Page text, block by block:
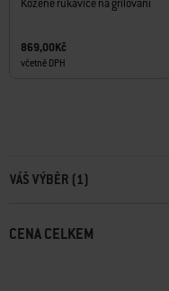
Kožené rukavice na grilování
869,00Kč
včetně DPH
VÁŠ VÝBĚR (1)
CENA CELKEM